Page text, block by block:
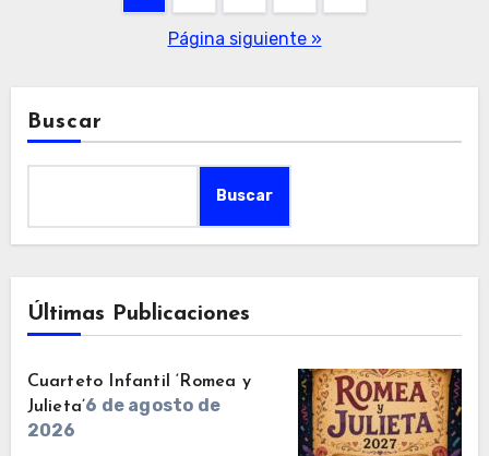
Página siguiente »
Buscar
Buscar
Últimas Publicaciones
Cuarteto Infantil ‘Romea y
Julieta’6 de agosto de
2026